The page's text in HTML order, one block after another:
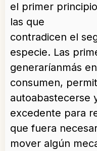
el primer
las que
contradicen el
especie. Las
generaríanmás
consumen,
autoabastecerse
excedente para
que fuera
mover algún